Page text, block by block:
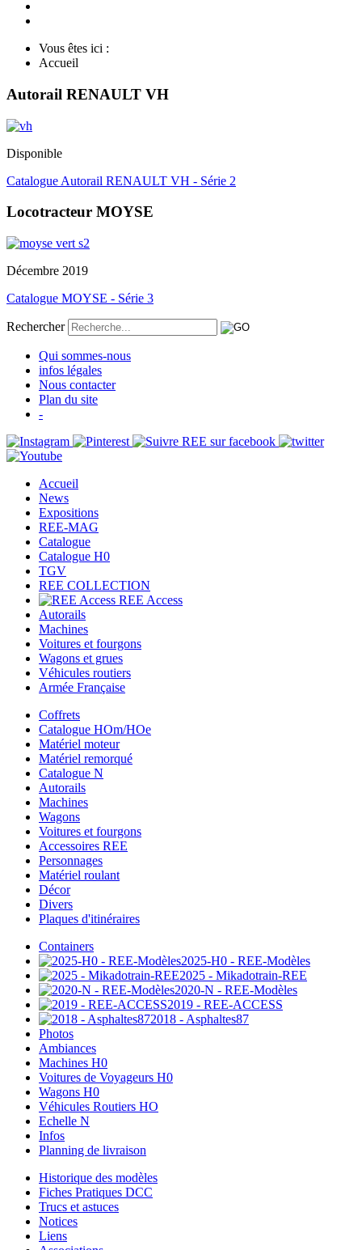
Vous êtes ici :
Accueil
Autorail RENAULT VH
Disponible
Catalogue Autorail RENAULT VH - Série 2
Locotracteur MOYSE
Décembre 2019
Catalogue MOYSE - Série 3
Rechercher
Qui sommes-nous
infos légales
Nous contacter
Plan du site
-
Accueil
News
Expositions
REE-MAG
Catalogue
Catalogue H0
TGV
REE COLLECTION
REE Access
Autorails
Machines
Voitures et fourgons
Wagons et grues
Véhicules routiers
Armée Française
Coffrets
Catalogue HOm/HOe
Matériel moteur
Matériel remorqué
Catalogue N
Autorails
Machines
Wagons
Voitures et fourgons
Accessoires REE
Personnages
Matériel roulant
Décor
Divers
Plaques d'itinéraires
Containers
2025-H0 - REE-Modèles
2025 - Mikadotrain-REE
2020-N - REE-Modèles
2019 - REE-ACCESS
2018 - Asphaltes87
Photos
Ambiances
Machines H0
Voitures de Voyageurs H0
Wagons H0
Véhicules Routiers HO
Echelle N
Infos
Planning de livraison
Historique des modèles
Fiches Pratiques DCC
Trucs et astuces
Notices
Liens